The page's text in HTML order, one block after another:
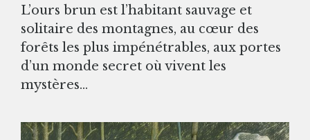
L’ours brun est l’habitant sauvage et
solitaire des montagnes, au cœur des
forêts les plus impénétrables, aux portes
d’un monde secret où vivent les
mystères…